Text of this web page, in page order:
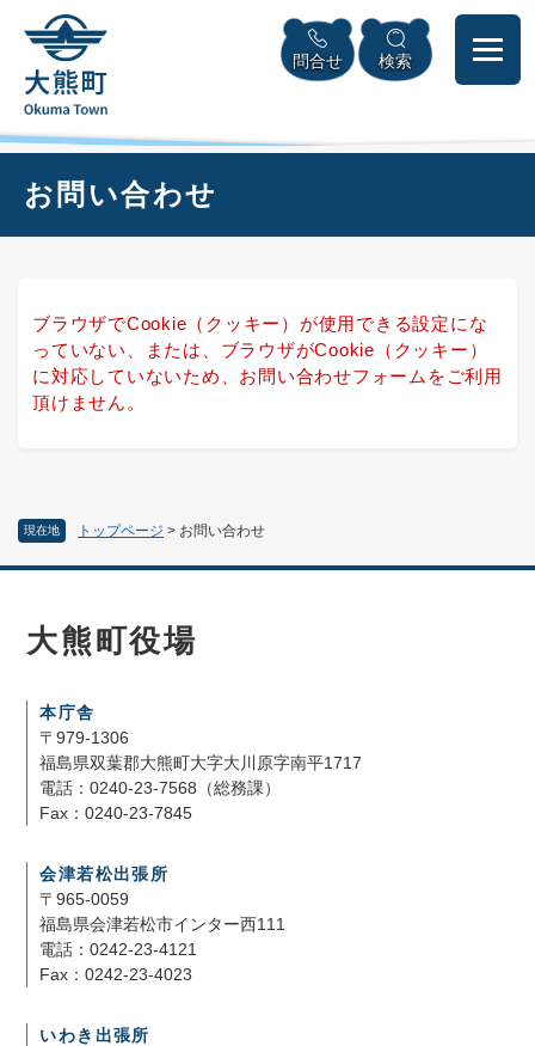
頭
メニューを飛ばして本文へ
問合せ 検索
現在地 トップページ > お問い合わせ
お問い合わせ
ブラウザでCookie（クッキー）が使用できる設定にな
っていない、または、ブラウザがCookie（クッキー）
に対応していないため、お問い合わせフォームをご利用
頂けません。
大熊町役場
本庁舎
〒979-1306
福島県双葉郡大熊町大字大川原字南平1717
電話：0240-23-7568（総務課）
Fax：0240-23-7845
会津若松出張所
〒965-0059
福島県会津若松市インター西111
電話：0242-23-4121
Fax：0242-23-4023
いわき出張所